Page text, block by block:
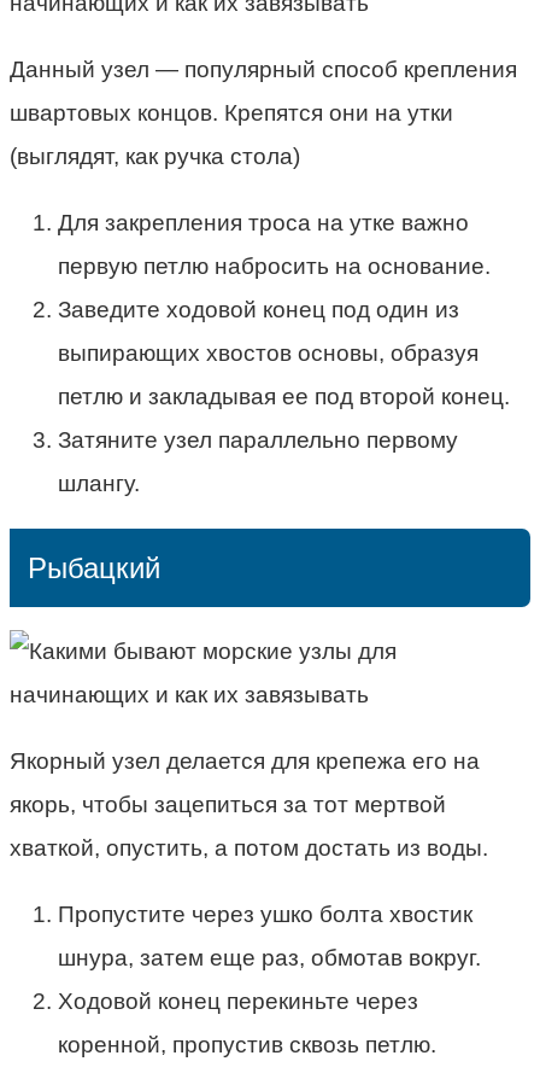
Данный узел — популярный способ крепления
швартовых концов. Крепятся они на утки
(выглядят, как ручка стола)
Для закрепления троса на утке важно
первую петлю набросить на основание.
Заведите ходовой конец под один из
выпирающих хвостов основы, образуя
петлю и закладывая ее под второй конец.
Затяните узел параллельно первому
шлангу.
Рыбацкий
Якорный узел делается для крепежа его на
якорь, чтобы зацепиться за тот мертвой
хваткой, опустить, а потом достать из воды.
Пропустите через ушко болта хвостик
шнура, затем еще раз, обмотав вокруг.
Ходовой конец перекиньте через
коренной, пропустив сквозь петлю.